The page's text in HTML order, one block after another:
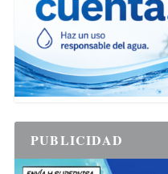
PUBLICIDAD